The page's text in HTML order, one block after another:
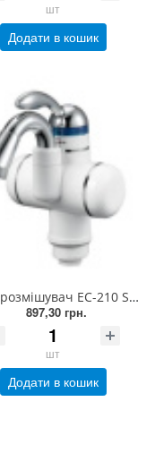
шт
Додати в кошик
Електрозмішувач EC-210 SOLONE 3 кВт на умивальник (1/10)
897,30 грн.
шт
Додати в кошик